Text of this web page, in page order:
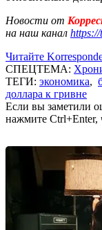
Новости от
на наш канал https://
Читайте
СПЕЦТЕМА:
ТЕГИ: экономика,
доллара к гривне
Если вы заметили
нажмите Ctrl+Enter,